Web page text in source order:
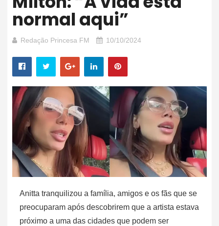
normal aqui”
Redação Princesa FM 10/10/2024
Anitta tranquilizou a família, amigos e os fãs que se
preocuparam após descobrirem que a artista estava
próximo a uma das cidades que podem ser